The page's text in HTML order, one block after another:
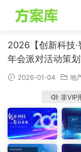
2026【创新科技
年会派对活动策
2026-01-04 地
非VIP